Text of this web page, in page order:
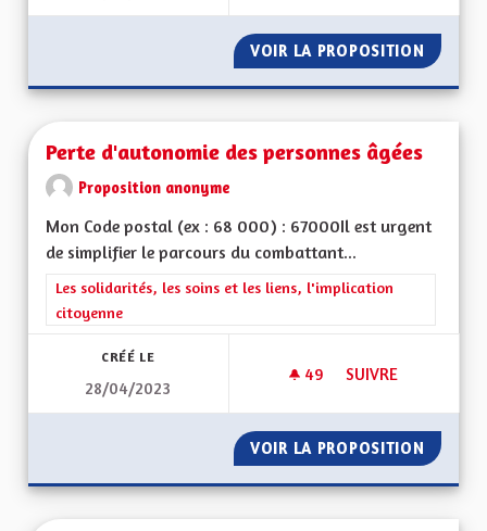
VOIR LA PROPOSITION
Perte d'autonomie des personnes âgées
Proposition anonyme
Mon Code postal (ex : 68 000) : 67000Il est urgent
de simplifier le parcours du combattant...
Filtrer les résultats de la catégorie : Les solidarités, les soins
Les solidarités, les soins et les liens, l'implication
citoyenne
CRÉÉ LE
28/04/2023
49 49 ABONNÉS
SUIVRE
VOIR LA PROPOSITION